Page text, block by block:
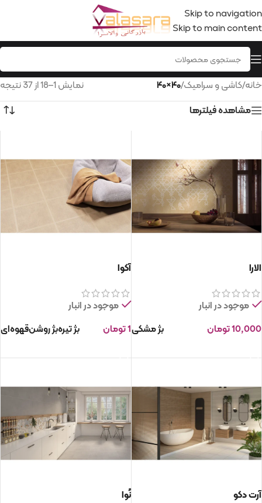
Skip to navigation
Skip to main content
خانه/کاشی و سرامیک/۴۰×۴۰
نمایش 1–18 از 37 نتیجه
مشاهده فیلترها
الارا
موجود در انبار
10,000تومان بژمشکی
آکوا
موجود در انبار
1تومان بژ تیرهبژ روشنقهوه‌ای
آرت دکو نُوا